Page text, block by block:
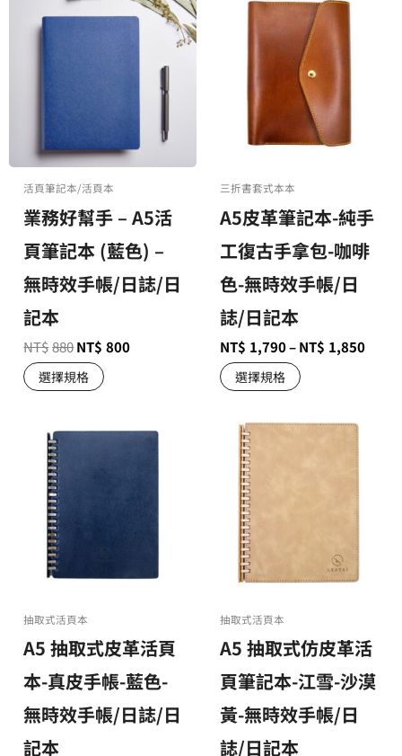
活頁筆記本/活頁本
業務好幫手 – A5活
頁筆記本 (藍色) –
無時效手帳/日誌/日
記本
NT$880NT$ 800
選擇規格
三折書套式本本
A5皮革筆記本-純手
工復古手拿包-咖啡
色-無時效手帳/日
誌/日記本
NT$ 1,790–NT$ 1,850
選擇規格
抽取式活頁本
A5 抽取式皮革活頁
本-真皮手帳-藍色-
無時效手帳/日誌/日
記本
抽取式活頁本
A5 抽取式仿皮革活
頁筆記本-江雪-沙漠
黃-無時效手帳/日
誌/日記本